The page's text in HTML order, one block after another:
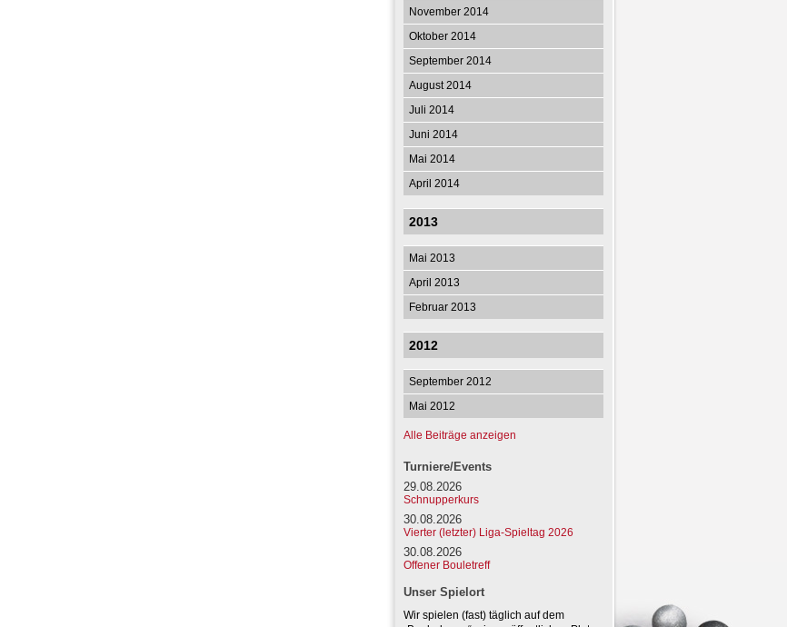
November 2014
Oktober 2014
September 2014
August 2014
Juli 2014
Juni 2014
Mai 2014
April 2014
2013
Mai 2013
April 2013
Februar 2013
2012
September 2012
Mai 2012
Alle Beiträge anzeigen
Turniere/Events
29.08.2026
Schnupperkurs
30.08.2026
Vierter (letzter) Liga-Spieltag 2026
30.08.2026
Offener Bouletreff
Unser Spielort
Wir spielen (fast) täglich auf dem